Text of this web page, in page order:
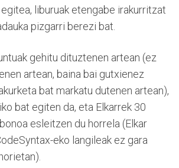
liburuak etengabe irakurritzat
pizgarri berezi bat.
gehitu dituztenen artean (ez
artean, baina bai gutxienez
bat markatu dutenen artean),
bat egiten da, eta Elkarrek 30
esleitzen du horrela (Elkar
eko langileak ez gara